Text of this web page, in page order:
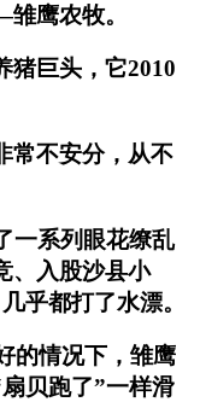
鹰农牧。
猪巨头，它2010
常不安分，从不
一系列眼花缭乱
、入股沙县小
乎都打了水漂。
的情况下，雏鹰
贝跑了”一样滑